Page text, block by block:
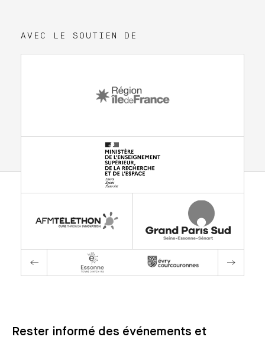
AVEC LE SOUTIEN DE
Rester informé des événements et